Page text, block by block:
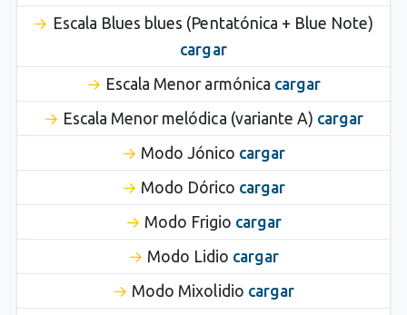
Escala Blues blues (Pentatónica + Blue Note)
cargar
Escala Menor armónica cargar
Escala Menor melódica (variante A) cargar
Modo Jónico cargar
Modo Dórico cargar
Modo Frigio cargar
Modo Lidio cargar
Modo Mixolidio cargar